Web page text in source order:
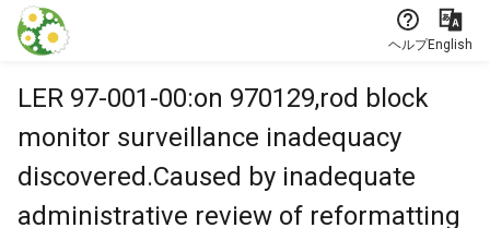
本文に飛ぶ
ヘルプEnglish
LER 97-001-00:on 970129,rod block
monitor surveillance inadequacy
discovered.Caused by inadequate
administrative review of reformatting